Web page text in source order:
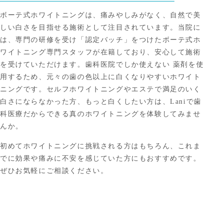
ボーテ式ホワイトニングは、痛みやしみがなく、自然で美
しい白さを目指せる施術として注目されています。当院に
は、専門の研修を受け「認定バッチ」をつけたボーテ式ホ
ワイトニング専門スタッフが在籍しており、安心して施術
を受けていただけます。歯科医院でしか使えない 薬剤を使
用するため、元々の歯の色以上に白くなりやすいホワイト
ニングです。セルフホワイトニングやエステで満足のいく
白さにならなかった方、もっと白くしたい方は、Laniで歯
科医療だからできる真のホワイトニングを体験してみませ
んか。
初めてホワイトニングに挑戦される方はもちろん、これま
でに効果や痛みに不安を感じていた方にもおすすめです。
ぜひお気軽にご相談ください。